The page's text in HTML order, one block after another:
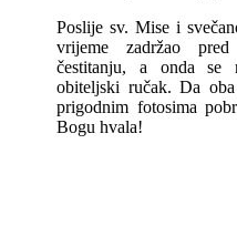
Poslije sv. Mise i
vrijeme zadržao
čestitanju, a onda se
obiteljski ručak. Da
prigodnim fotosima
Bogu hvala!